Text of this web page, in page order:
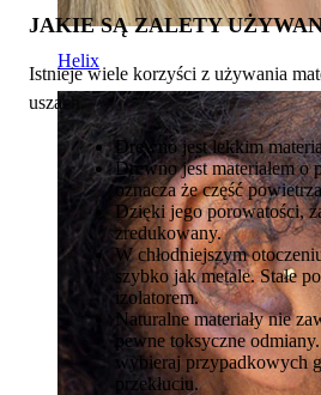
Helix
JAKIE SĄ ZALETY
Istnieje wiele korzyści z używania
uszach.
Drewno jest lekkim
Drewno jest materiałem o
oznacza że część
Dzięki jego porowatości,
zredukowany.
W chłodniejszym
szybko jak metale. Stałe
izolatorem.
Naturalne materiały nie
pewne toksyczne
wybieraj przypadkowych
przekłuciu.